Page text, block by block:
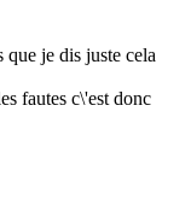
je dis juste cela
fautes c\'est donc